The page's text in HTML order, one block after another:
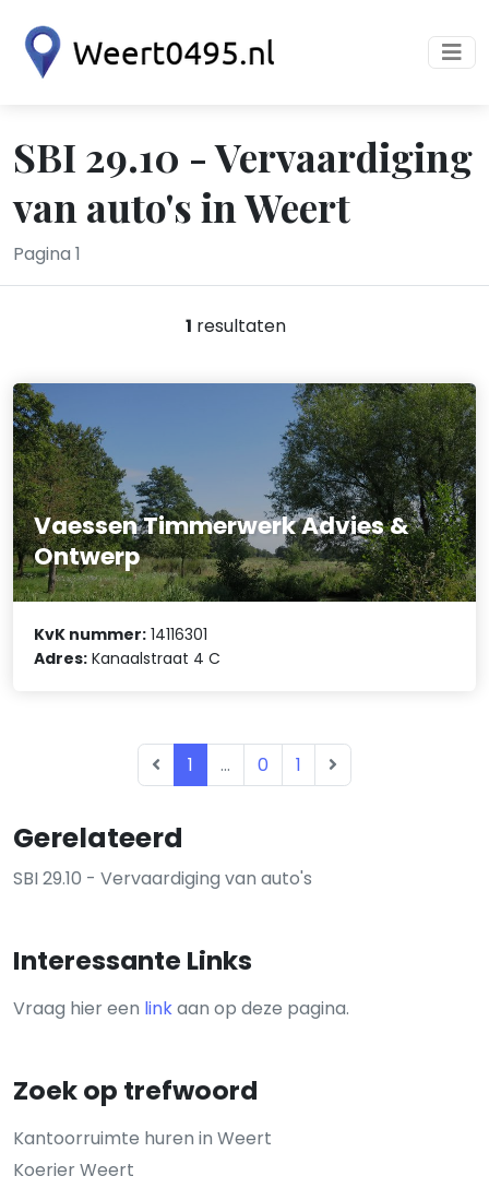
SBI 29.10 - Vervaardiging
van auto's in Weert
Pagina 1
Gerelateerd
SBI 29.10 - Vervaardiging van auto's
Interessante Links
Vraag hier een linkaan op deze pagina.
Zoek op trefwoord
Kantoorruimte huren in Weert
Koerier Weert
1 resultaten
Vaessen Timmerwerk Advies &
Ontwerp
KvK nummer: 14116301
Adres: Kanaalstraat 4 C
1 ... 0 1